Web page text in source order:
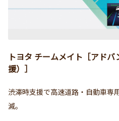
トヨタ チームメイト［アド
援）］
渋滞時支援で高速道路・自動車専
減。